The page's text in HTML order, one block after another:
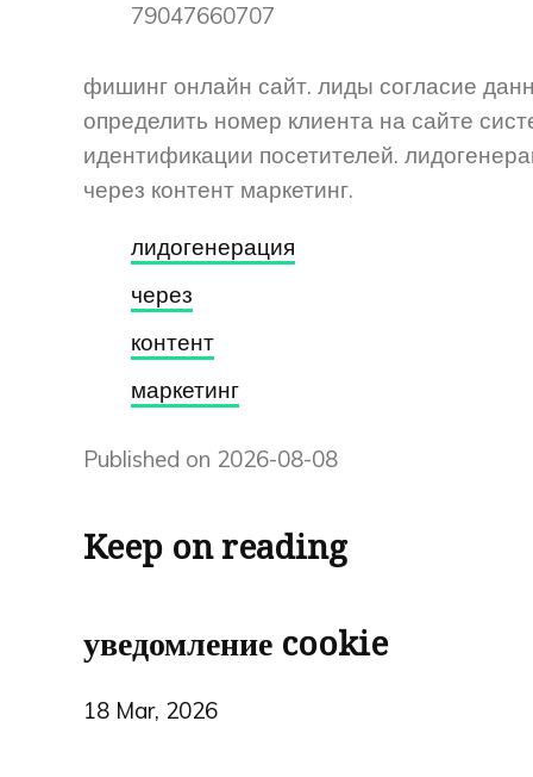
79047660707
фишинг онлайн сайт. лиды согласие
определить номер клиента на сайте
идентификации посетителей.
через контент маркетинг.
лидогенерация
через
контент
маркетинг
Published on 2026-08-08
Keep on reading
уведомление cookie
18 Mar, 2026